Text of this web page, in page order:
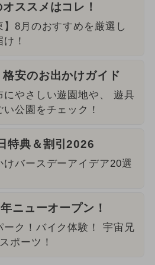
ススメはコレ！
】8月のおすすめを厳選し
！
安のお出かけガイド
にやさしい遊園地や、 遊具
い公園をチェック！
特典＆割引2026
けバースデーアイデア20選
ニューオープン！
ーク！バイク体験！ 宇宙兄
ポーツ！